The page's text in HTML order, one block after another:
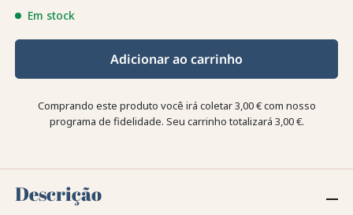
Em stock
Adicionar ao carrinho
Comprando este produto você irá coletar3,00 €com nosso
programa de fidelidade. Seu carrinho totalizará 3,00 €.
Descrição